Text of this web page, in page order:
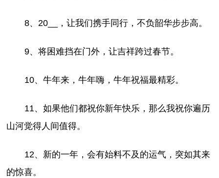
8、20__，让我们携手同行，不负韶华步步高。
9、将困难挡在门外，让吉祥跨过春节。
10、牛年来，牛年嗨，牛年祝福最精彩。
11、如果他们都祝你新年快乐，那么我祝你遍历
山河觉得人间值得。
12、新的一年，会有始料不及的运气，突如其来
的惊喜。